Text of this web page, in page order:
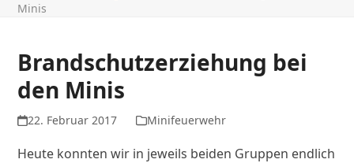
Minis
Brandschutzerziehung bei
den Minis
22. Februar 2017 Minifeuerwehr
Heute konnten wir in jeweils beiden Gruppen endlich